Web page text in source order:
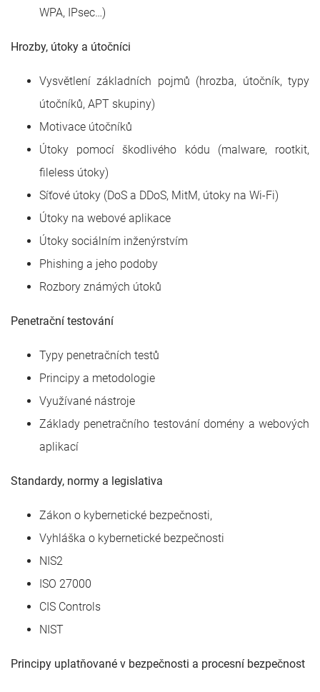
WPA, IPsec…)
Hrozby, útoky a útočníci
Vysvětlení základních pojmů (hrozba, útočník, typy
útočníků, APT skupiny)
Motivace útočníků
Útoky pomocí škodlivého kódu (malware, rootkit,
fileless útoky)
Síťové útoky (DoS a DDoS, MitM, útoky na Wi-Fi)
Útoky na webové aplikace
Útoky sociálním inženýrstvím
Phishing a jeho podoby
Rozbory známých útoků
Penetrační testování
Typy penetračních testů
Principy a metodologie
Využívané nástroje
Základy penetračního testování domény a webových
aplikací
Standardy, normy a legislativa
Zákon o kybernetické bezpečnosti,
Vyhláška o kybernetické bezpečnosti
NIS2
ISO 27000
CIS Controls
NIST
Principy uplatňované v bezpečnosti a procesní bezpečnost